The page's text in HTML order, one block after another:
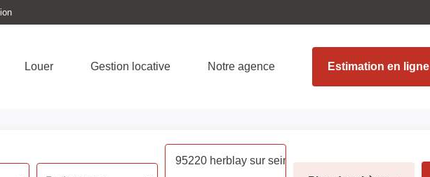
Louer Gestion locative Notre agence Estimation en ligne